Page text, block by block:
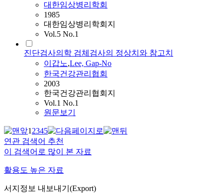
대한임상병리학회
1985
대한임상병리학회지
Vol.5 No.1
진단검사의학 검체검사의 정상치와 참고치
이갑노,Lee, Gap-No
한국건강관리협회
2003
한국건강관리협회지
Vol.1 No.1
원문보기
12345
연관 검색어 추천
이 검색어로 많이 본 자료
활용도 높은 자료
서지정보 내보내기(Export)